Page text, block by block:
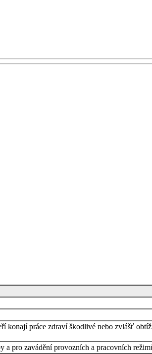
práce zdraví škodlivé nebo zvlášť
pro zavádění provozních a pracovních